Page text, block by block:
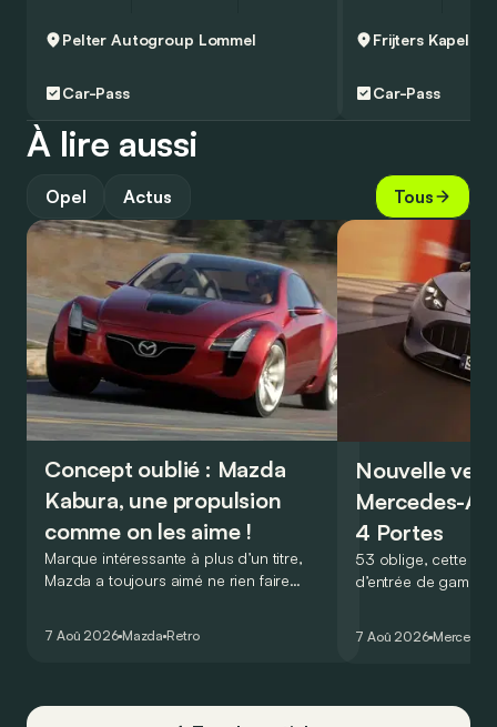
Pelter Autogroup Lommel
Car-Pass
Frijters Kapellen
Car-Pass
À lire aussi
Opel Actus Tous
Concept oublié : Mazda
Kabura, une propulsion
comme on les aime !
Marque intéressante à plus d’un titre,
Mazda a toujours aimé ne rien faire
de la plus belle des manières…
7 Aoû 2026 Mazda Retro
Nouvelle
Mercedes-
4 Portes
53 oblige, cette
d’entrée de
moins…
7 Aoû 2026 Mercedes